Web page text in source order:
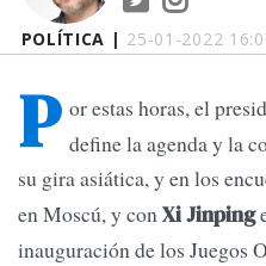
POLÍTICA | 25-01-2022
P or estas horas, el
define la agenda y la
su gira asiática, y en los
en Moscú, y conXi Jinping
inauguración de los Juegos